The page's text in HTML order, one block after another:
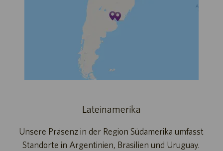
Lateinamerika
Unsere Präsenz in der Region Südamerika umfasst
Standorte in Argentinien, Brasilien und Uruguay.